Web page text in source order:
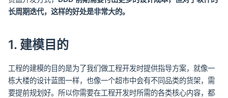
长周期迭代，这样的好处是非常大的。
1. 建模目的
工程的建模的目的是为了我们做工程开发时提供指导方案，就像一
栋大楼的设计蓝图一样，也像一个超市中会有不同品类的货架，需
要提前规划好。所以你需要在工程开发时所需的各类核心内容，都